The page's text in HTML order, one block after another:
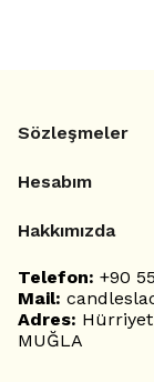
Sözleşmeler
Hesabım
Hakkımızda
Telefon: +90
Mail:
Adres:
MUĞLA